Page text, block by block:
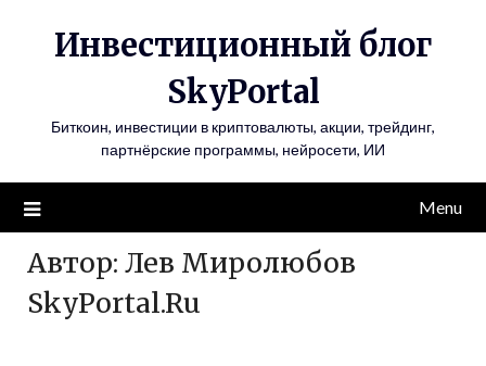
Инвестиционный блог
SkyPortal
Биткоин, инвестиции в криптовалюты, акции, трейдинг,
партнёрские программы, нейросети, ИИ
Menu
Автор: Лев Миролюбов
SkyPortal.Ru